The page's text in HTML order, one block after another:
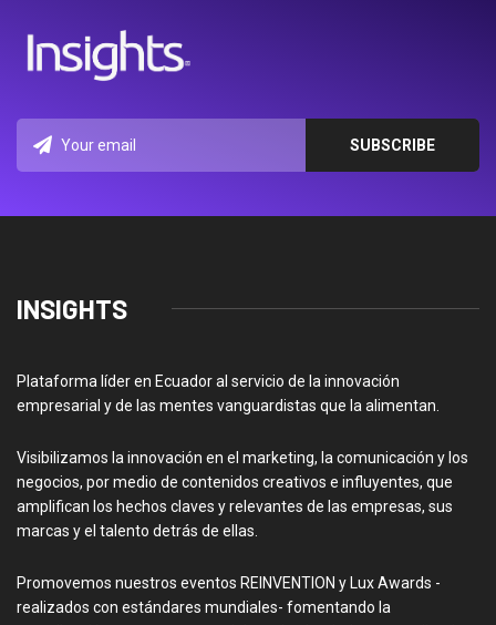
INSIGHTS
Plataforma líder en Ecuador al servicio de la innovación
empresarial y de las mentes vanguardistas que la alimentan.
Visibilizamos la innovación en el marketing, la comunicación y los
negocios, por medio de contenidos creativos e influyentes, que
amplifican los hechos claves y relevantes de las empresas, sus
marcas y el talento detrás de ellas.
Promovemos nuestros eventos REINVENTION y Lux Awards -
realizados con estándares mundiales- fomentando la